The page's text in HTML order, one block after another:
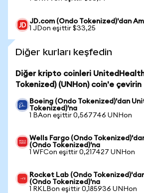
JD.com (Ondo Tokenized)'dan
1 JDon eşittir $33,25
Diğer kurları keşfedin
Diğer kripto coinleri
Tokenized) (UNHon) coin'e çevirin
Boeing (Ondo Tokenized)'dan
Tokenized)'na
1 BAon eşittir 0,567746 UNHon
Wells Fargo (Ondo
(Ondo Tokenized)'na
1 WFCon eşittir 0,217427 UNHon
Rocket Lab (Ondo
(Ondo Tokenized)'na
1 RKLBon eşittir 0,185936 UNHon